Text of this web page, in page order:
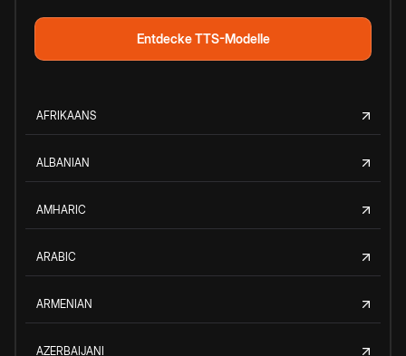
Entdecke TTS-Modelle
AFRIKAANS
ALBANIAN
AMHARIC
ARABIC
ARMENIAN
AZERBAIJANI